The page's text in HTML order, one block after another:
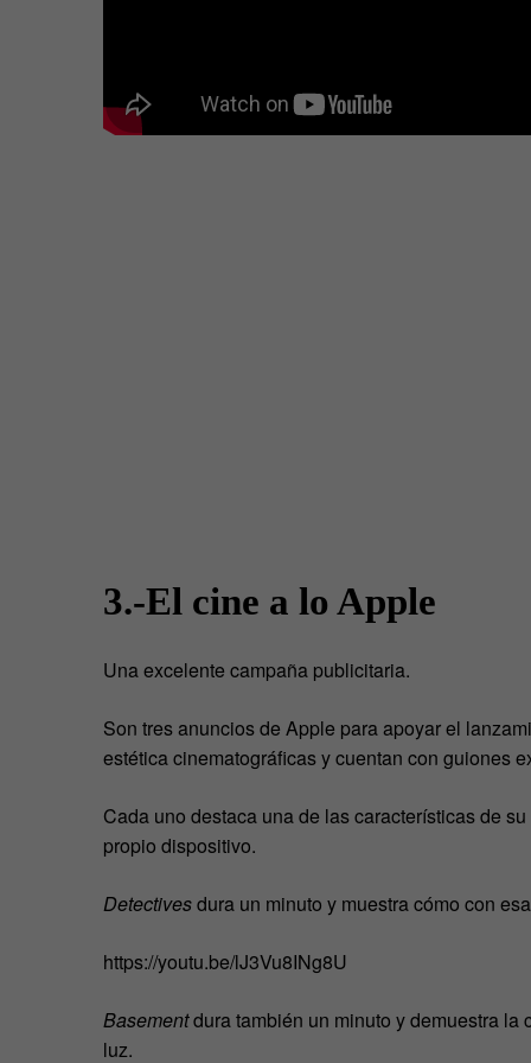
3.-El cine a lo Apple
Una excelente campaña publicitaria.
Son tres anuncios de Apple para apoyar el
estética cinematográficas y cuentan con guiones
Cada uno destaca una de las características de
propio dispositivo.
Detectivesdura un minuto y muestra cómo con
https://youtu.be/lJ3Vu8INg8U
Basementdura también un minuto y demuestra la
luz.